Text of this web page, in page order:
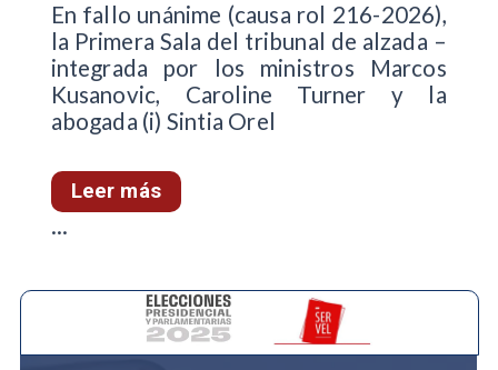
En fallo unánime (causa rol 216-2026),
la Primera Sala del tribunal de alzada –
integrada por los ministros Marcos
Kusanovic, Caroline Turner y la
abogada (i) Sintia Orel
Leer más
...